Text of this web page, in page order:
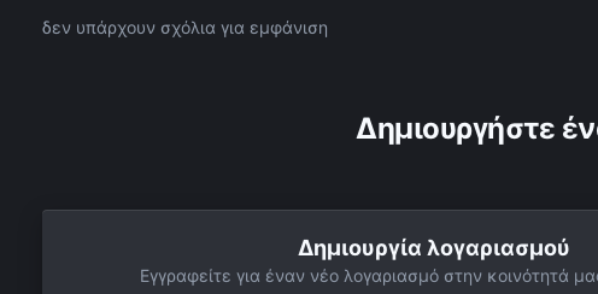
δεν υπάρχουν σχόλια για εμφάνιση
Δημιουργήστε
Δημιουργία λογαριασμού
Εγγραφείτε για έναν νέο λογαριασμό στην κοινότητά